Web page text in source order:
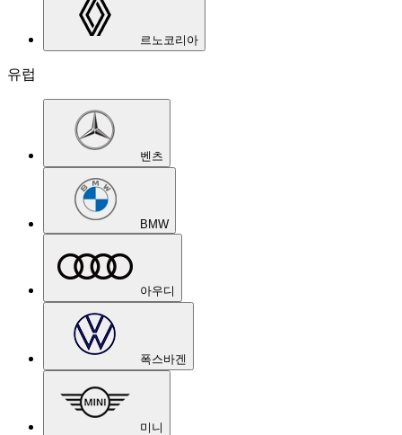
르노코리아
유럽
벤츠
BMW
아우디
폭스바겐
미니